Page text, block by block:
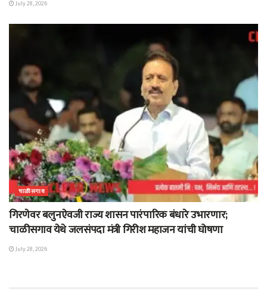
July 28, 2026
चाळीसगाव
गिरणेवर बलुनऐवजी राज्य शासन पारंपारिक बंधारे उभारणार;
चाळीसगाव येथे जलसंपदा मंत्री गिरीश महाजन यांची घोषणा
July 28, 2026